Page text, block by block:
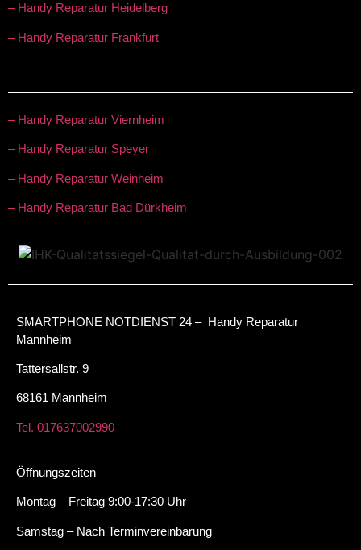
– Handy Reparatur Heidelberg
– Handy Reparatur Frankfurt
– Handy Reparatur Viernheim
– Handy Reparatur Speyer
– Handy Reparatur Weinheim
– Handy Reparatur Bad Dürkheim
SMARTPHONE NOTDIENST 24 – Handy Reparatur
Mannheim
Tattersallstr. 9
68161 Mannheim
Tel. 017637002990
Öffnungszeiten
Montag – Freitag 9:00-17:30 Uhr
Samstag – Nach Terminvereinbarung